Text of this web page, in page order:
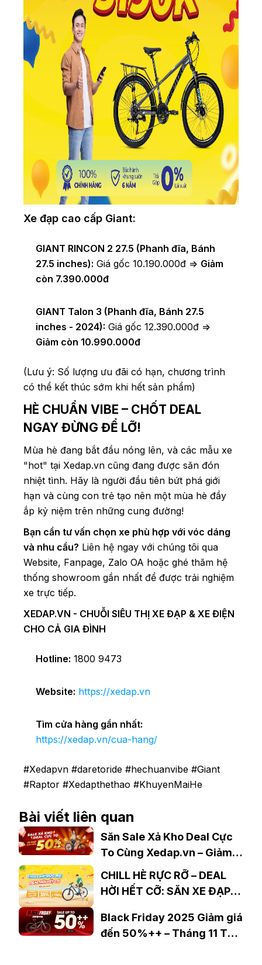
Xe đạp cao cấp Giant:
GIANT RINCON 2 27.5 (Phanh đĩa, Bánh
27.5 inches): Giá gốc 10.190.000đ => Giảm
còn 7.390.000đ
GIANT Talon 3 (Phanh đĩa, Bánh 27.5
inches - 2024): Giá gốc 12.390.000đ =>
Giảm còn 10.990.000đ
(Lưu ý: Số lượng ưu đãi có hạn, chương trình
có thể kết thúc sớm khi hết sản phẩm)
HÈ CHUẨN VIBE – CHỐT DEAL
NGAY ĐỪNG ĐỂ LỠ!
Mùa hè đang bắt đầu nóng lên, và các mẫu xe
"hot" tại Xedap.vn cũng đang được săn đón
nhiệt tình. Hãy là người đầu tiên bứt phá giới
hạn và cùng con trẻ tạo nên một mùa hè đầy
ắp kỷ niệm trên những cung đường!
Bạn cần tư vấn chọn xe phù hợp với vóc dáng
và nhu cầu? Liên hệ ngay với chúng tôi qua
Website, Fanpage, Zalo OA hoặc ghé thăm hệ
thống showroom gần nhất để được trải nghiệm
xe trực tiếp.
XEDAP.VN - CHUỖI SIÊU THỊ XE ĐẠP & XE ĐIỆN
CHO CẢ GIA ĐÌNH
Hotline: 1800 9473
Website: https://xedap.vn
Tìm cửa hàng gần nhất:
https://xedap.vn/cua-hang/
#Xedapvn #daretoride #hechuanvibe #Giant
#Raptor #Xedapthethao #KhuyenMaiHe
Bài viết liên quan
Săn Sale Xả Kho Deal Cực
To Cùng Xedap.vn – Giảm
Giá Đến 50%++
CHILL HÈ RỰC RỠ – DEAL
HỜI HẾT CỠ: SĂN XE ĐẠP
KHỦNG TẠI XEDAP.VN
Black Friday 2025 Giảm giá
đến 50%++ – Tháng 11 Thời